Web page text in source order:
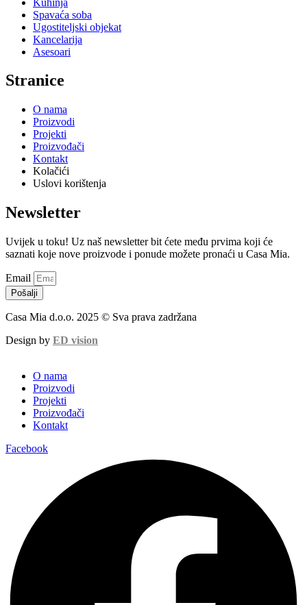
Spavaća soba
Ugostiteljski objekat
Kancelarija
Asesoari
Stranice
O nama
Proizvodi
Projekti
Proizvođači
Kontakt
Kolačići
Uslovi korištenja
Newsletter
Uvijek u toku! Uz naš newsletter bit ćete među prvima koji će
saznati koje nove proizvode i ponude možete pronaći u Casa Mia.
Email
Pošalji
Casa Mia d.o.o. 2025 © Sva prava zadržana
Design by ED vision
O nama
Proizvodi
Projekti
Proizvođači
Kontakt
Facebook